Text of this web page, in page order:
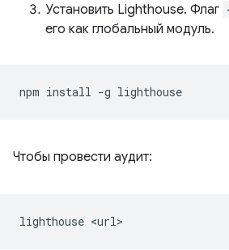
Установить Lighthouse. Флаг
его как глобальный модуль.
npm install -g
Чтобы провести аудит:
lighthouse